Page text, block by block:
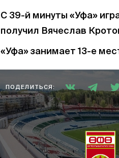
С 39-й минуты «Уфа»
получил Вячеслав
«Уфа» занимает 13-е
ПОДЕЛИТЬСЯ: